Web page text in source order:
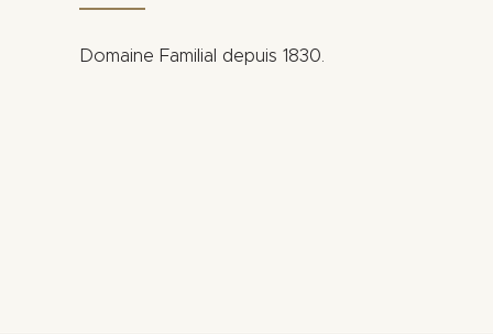
Domaine Familial depuis 1830.